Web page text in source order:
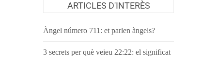
ARTICLES D'INTERÈS
Àngel número 711: et parlen àngels?
3 secrets per què veieu 22:22: el significat